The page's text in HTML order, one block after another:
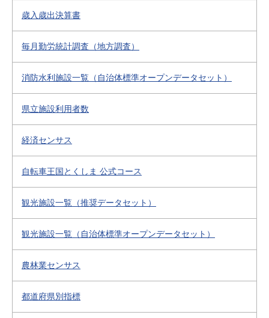
歳入歳出決算書
毎月勤労統計調査（地方調査）
消防水利施設一覧（自治体標準オープンデータセット）
県立施設利用者数
経済センサス
自転車王国とくしま 公式コース
観光施設一覧（推奨データセット）
観光施設一覧（自治体標準オープンデータセット）
農林業センサス
都道府県別指標